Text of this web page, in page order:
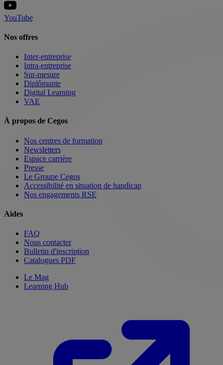
YouTube
Nos offres
Inter-entreprise
Intra-entreprise
Sur-mesure
Diplômante
Digital Learning
VAE
À propos de Cegos
Nos centres de formation
Newsletters
Espace carrière
Presse
Le Groupe Cegos
Accessibilité en situation de handicap
Nos engagements RSE
Aides
FAQ
Nous contacter
Bulletin d'inscription
Catalogues PDF
Le Mag
Learning Hub